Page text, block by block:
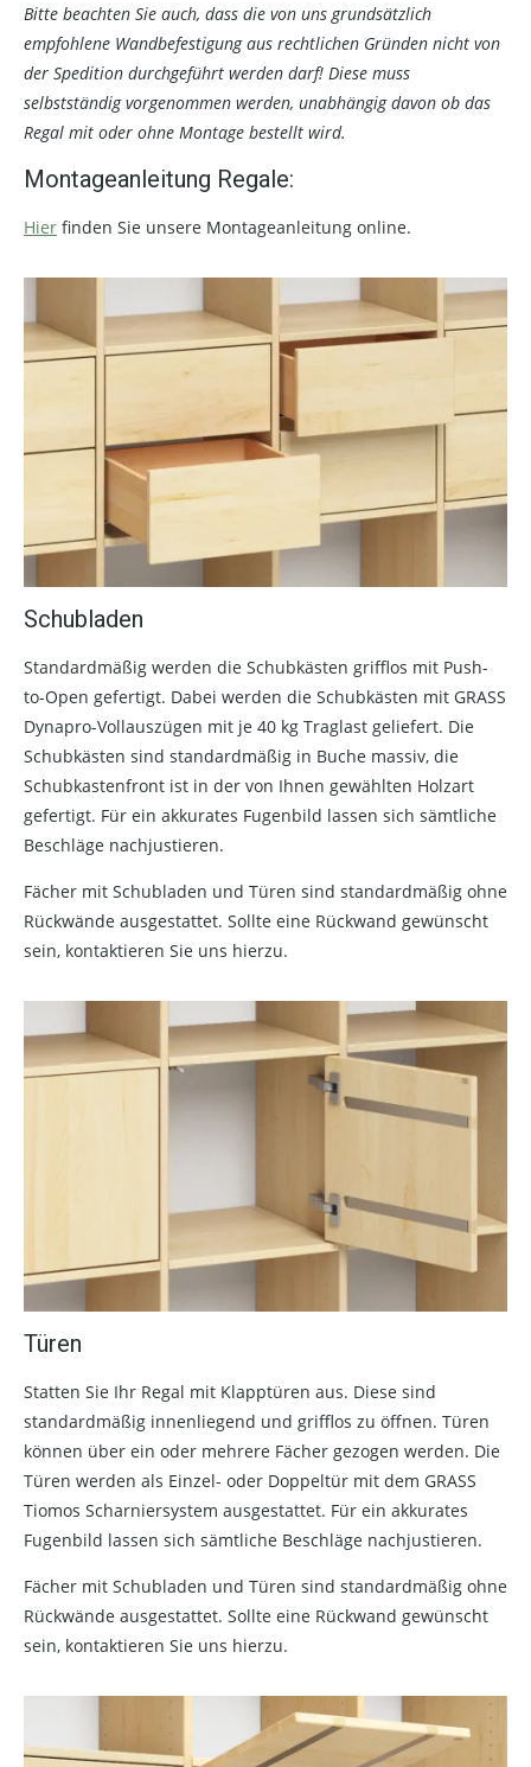
Bitte beachten Sie auch, dass die von uns grundsätzlich
empfohlene Wandbefestigung aus rechtlichen Gründen nicht von
der Spedition durchgeführt werden darf! Diese muss
selbstständig vorgenommen werden, unabhängig davon ob das
Regal mit oder ohne Montage bestellt wird.
Montageanleitung Regale:
Hier finden Sie unsere Montageanleitung online.
Schubladen
Standardmäßig werden die Schubkästen grifflos mit Push-
to-Open gefertigt. Dabei werden die Schubkästen mit GRASS
Dynapro-Vollauszügen mit je 40 kg Traglast geliefert. Die
Schubkästen sind standardmäßig in Buche massiv, die
Schubkastenfront ist in der von Ihnen gewählten Holzart
gefertigt. Für ein akkurates Fugenbild lassen sich sämtliche
Beschläge nachjustieren.
Fächer mit Schubladen und Türen sind standardmäßig ohne
Rückwände ausgestattet. Sollte eine Rückwand gewünscht
sein, kontaktieren Sie uns hierzu.
Türen
Statten Sie Ihr Regal mit Klapptüren aus. Diese sind
standardmäßig innenliegend und grifflos zu öffnen. Türen
können über ein oder mehrere Fächer gezogen werden. Die
Türen werden als Einzel- oder Doppeltür mit dem GRASS
Tiomos Scharniersystem ausgestattet. Für ein akkurates
Fugenbild lassen sich sämtliche Beschläge nachjustieren.
Fächer mit Schubladen und Türen sind standardmäßig ohne
Rückwände ausgestattet. Sollte eine Rückwand gewünscht
sein, kontaktieren Sie uns hierzu.